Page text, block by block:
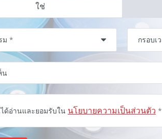
ใช่
ด้อ่านและยอมรับใน นโยบายความเป็นส่วนตัว *